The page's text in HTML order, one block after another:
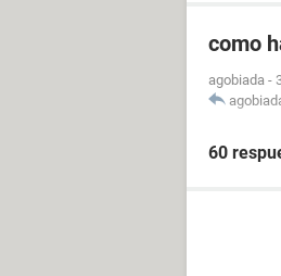
como
agobiada -
60